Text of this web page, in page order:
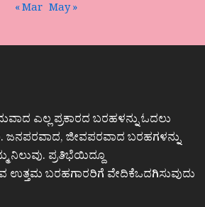
« Mar May »
ಎಲ್ಲ ಪ್ರಕಾರದ ಬರಹಳನ್ನು ಓದಲು
ಜನಪರವಾದ, ಜೀವಪರವಾದ ಬರಹಗಳನ್ನು
ನಿಲುವು. ಪ್ರತಿಭೆಯಿದ್ದೂ
ಬರಹಗಾರರಿಗೆ ವೇದಿಕೆಒದಗಿಸುವುದು